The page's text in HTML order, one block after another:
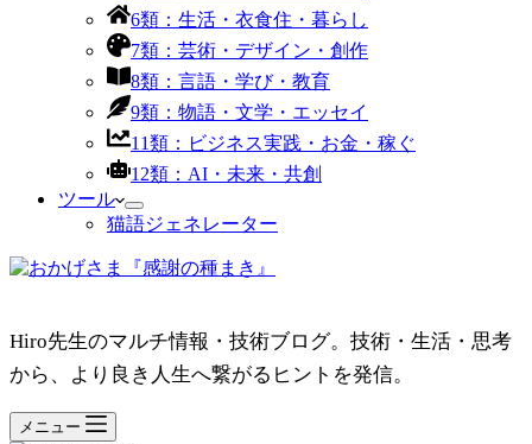
6類：生活・衣食住・暮らし
7類：芸術・デザイン・創作
8類：言語・学び・教育
9類：物語・文学・エッセイ
11類：ビジネス実践・お金・稼ぐ
12類：AI・未来・共創
ツール
猫語ジェネレーター
Hiro先生のマルチ情報・技術ブログ。技術・生活・思考
から、より良き人生へ繋がるヒントを発信。
メニュー